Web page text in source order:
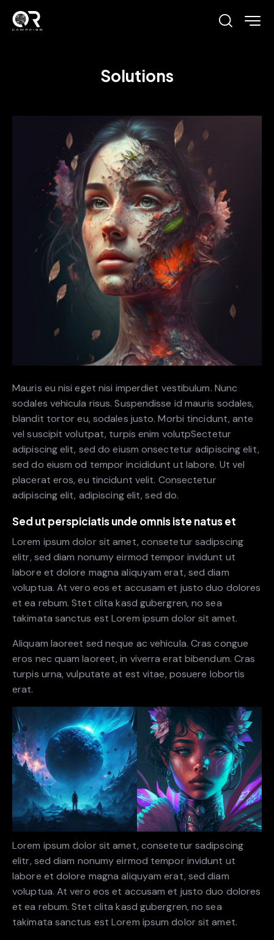
Solutions
Mauris eu nisi eget nisi imperdiet vestibulum. Nunc
sodales vehicula risus. Suspendisse id mauris sodales,
blandit tortor eu, sodales justo. Morbi tincidunt, ante
vel suscipit volutpat, turpis enim volutpSectetur
adipiscing elit, sed do eiusm onsectetur adipiscing elit,
sed do eiusm od tempor incididunt ut labore. Ut vel
placerat eros, eu tincidunt velit. Consectetur
adipiscing elit, adipiscing elit, sed do.
Sed ut perspiciatis unde omnis iste natus et
Lorem ipsum dolor sit amet, consetetur sadipscing
elitr, sed diam nonumy eirmod tempor invidunt ut
labore et dolore magna aliquyam erat, sed diam
voluptua. At vero eos et accusam et justo duo dolores
et ea rebum. Stet clita kasd gubergren, no sea
takimata sanctus est Lorem ipsum dolor sit amet.
Aliquam laoreet sed neque ac vehicula. Cras congue
eros nec quam laoreet, in viverra erat bibendum. Cras
turpis urna, vulputate at est vitae, posuere lobortis
erat.
Lorem ipsum dolor sit amet, consetetur sadipscing
elitr, sed diam nonumy eirmod tempor invidunt ut
labore et dolore magna aliquyam erat, sed diam
voluptua. At vero eos et accusam et justo duo dolores
et ea rebum. Stet clita kasd gubergren, no sea
takimata sanctus est Lorem ipsum dolor sit amet.